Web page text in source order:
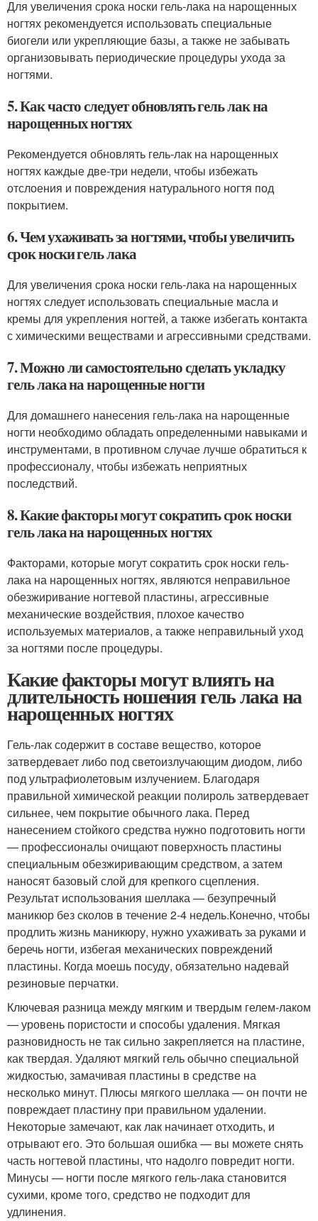
Для увеличения срока носки гель-лака на нарощенных
ногтях рекомендуется использовать специальные
биогели или укрепляющие базы, а также не забывать
организовывать периодические процедуры ухода за
ногтями.
5. Как часто следует обновлять гель лак на
нарощенных ногтях
Рекомендуется обновлять гель-лак на нарощенных
ногтях каждые две-три недели, чтобы избежать
отслоения и повреждения натурального ногтя под
покрытием.
6. Чем ухаживать за ногтями, чтобы увеличить
срок носки гель лака
Для увеличения срока носки гель-лака на нарощенных
ногтях следует использовать специальные масла и
кремы для укрепления ногтей, а также избегать контакта
с химическими веществами и агрессивными средствами.
7. Можно ли самостоятельно сделать укладку
гель лака на нарощенные ногти
Для домашнего нанесения гель-лака на нарощенные
ногти необходимо обладать определенными навыками и
инструментами, в противном случае лучше обратиться к
профессионалу, чтобы избежать неприятных
последствий.
8. Какие факторы могут сократить срок носки
гель лака на нарощенных ногтях
Факторами, которые могут сократить срок носки гель-
лака на нарощенных ногтях, являются неправильное
обезжиривание ногтевой пластины, агрессивные
механические воздействия, плохое качество
используемых материалов, а также неправильный уход
за ногтями после процедуры.
Какие факторы могут влиять на
длительность ношения гель лака на
нарощенных ногтях
Гель-лак содержит в составе вещество, которое
затвердевает либо под светоизлучающим диодом, либо
под ультрафиолетовым излучением. Благодаря
правильной химической реакции полироль затвердевает
сильнее, чем покрытие обычного лака. Перед
нанесением стойкого средства нужно подготовить ногти
— профессионалы очищают поверхность пластины
специальным обезжиривающим средством, а затем
наносят базовый слой для крепкого сцепления.
Результат использования шеллака — безупречный
маникюр без сколов в течение 2-4 недель.Конечно, чтобы
продлить жизнь маникюру, нужно ухаживать за руками и
беречь ногти, избегая механических повреждений
пластины. Когда моешь посуду, обязательно надевай
резиновые перчатки.
Ключевая разница между мягким и твердым гелем-лаком
— уровень пористости и способы удаления. Мягкая
разновидность не так сильно закрепляется на пластине,
как твердая. Удаляют мягкий гель обычно специальной
жидкостью, замачивая пластины в средстве на
несколько минут. Плюсы мягкого шеллака — он почти не
повреждает пластину при правильном удалении.
Некоторые замечают, как лак начинает отходить, и
отрывают его. Это большая ошибка — вы можете снять
часть ногтевой пластины, что надолго повредит ногти.
Минусы — ногти после мягкого гель-лака становится
сухими, кроме того, средство не подходит для
удлинения.